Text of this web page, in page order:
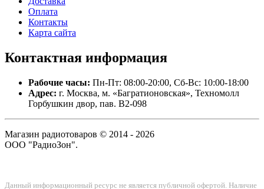
Оплата
Контакты
Карта сайта
Контактная информация
Рабочие часы: Пн-Пт: 08:00-20:00, Сб-Вс: 10:00-18:00
Адрес: г. Москва, м. «Багратионовская», Техномолл
Горбушкин двор, пав. B2-098
Магазин радиотоваров © 2014 - 2026
ООО "РадиоЗон".
Данный информационный ресурс не является публичной офертой. Наличие